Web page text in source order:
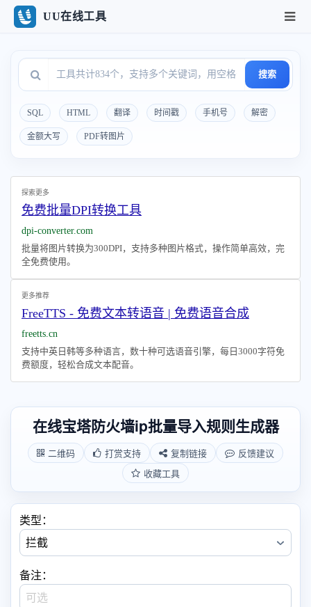
UU在线工具
搜索
SQL HTML 翻译 时间戳 手机号 解密
金额大写 PDF转图片
探索更多
免费批量DPI转换工具
dpi-converter.com
批量将图片转换为300DPI，支持多种图片格式，操作简单高效，完
全免费使用。
更多推荐
FreeTTS - 免费文本转语音 | 免费语音合成
freetts.cn
支持中英日韩等多种语言，数十种可选语音引擎，每日3000字符免
费额度，轻松合成文本配音。
在线宝塔防火墙ip批量导入规则生成器
二维码 打赏支持 复制链接
反馈建议
收藏工具
类型：
备注：